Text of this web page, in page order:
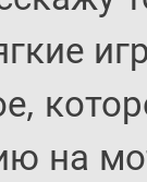
на